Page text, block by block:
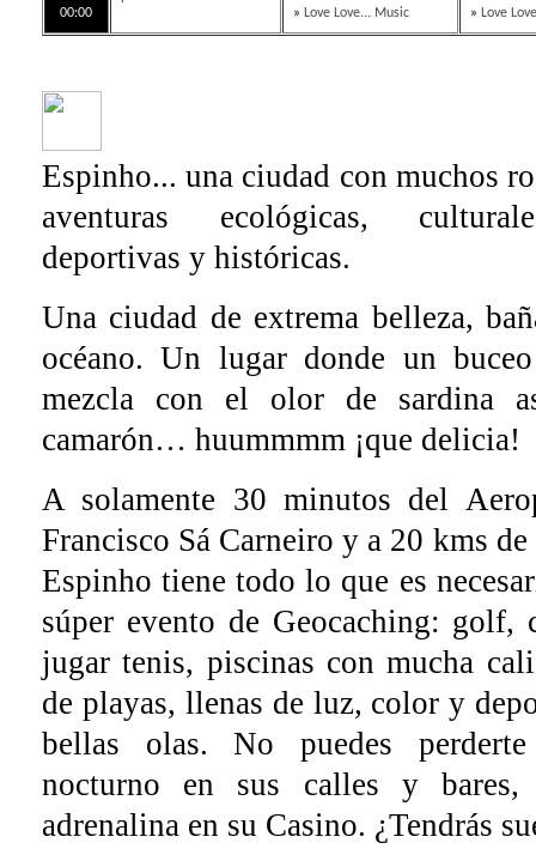
00:00
» Love Love... Music » Love
Espinho... una ciudad con muchos
aventuras ecológicas,
deportivas y históricas.
Una ciudad de extrema belleza,
océano. Un lugar donde un
mezcla con el olor de sardina
camarón… huummmm ¡que delicia!
A solamente 30 minutos del
Francisco Sá Carneiro y a 20 kms
Espinho tiene todo lo que es
súper evento de Geocaching: golf,
jugar tenis, piscinas con mucha
de playas, llenas de luz, color y
bellas olas. No puedes
nocturno en sus calles y
adrenalina en su Casino. ¿Tendrás